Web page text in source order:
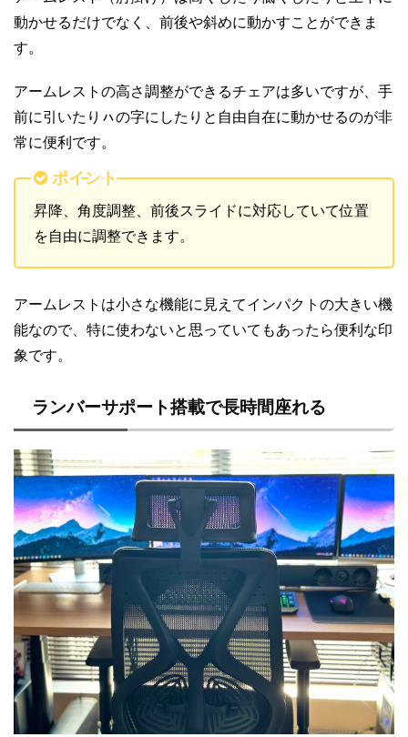
動かせるだけでなく、前後や斜めに動かすことができま
す。
アームレストの高さ調整ができるチェアは多いですが、手
前に引いたりㇵの字にしたりと自由自在に動かせるのが非
常に便利です。
ポイント
昇降、角度調整、前後スライドに対応していて位置
を自由に調整できます。
アームレストは小さな機能に見えてインパクトの大きい機
能なので、特に使わないと思っていてもあったら便利な印
象です。
ランバーサポート搭載で長時間座れる